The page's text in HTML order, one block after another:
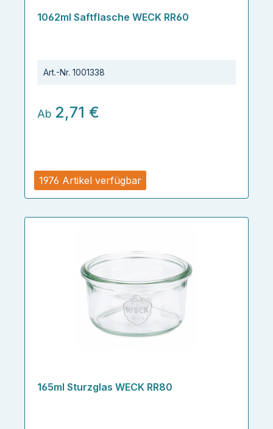
1976 Artikel verfügbar
1062ml Saftflasche WECK RR60
Art.-Nr. 1001338
Ab 2,71 €
165ml Sturzglas WECK RR80